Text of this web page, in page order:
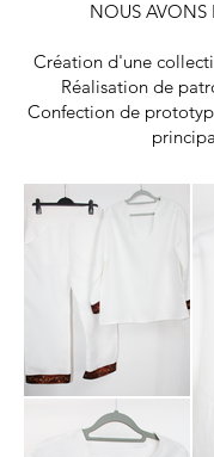
NOUS AVONS
Création d'une
Réalisation de
Confection de